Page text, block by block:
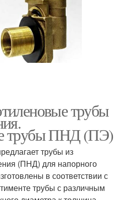
трубы
трубы ПНД (ПЭ)
трубы из
(ПНД) для напорного
в соответствии с
трубы с различным